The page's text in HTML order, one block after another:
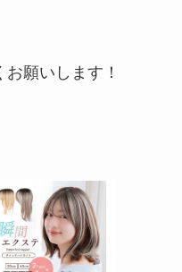
願いします！